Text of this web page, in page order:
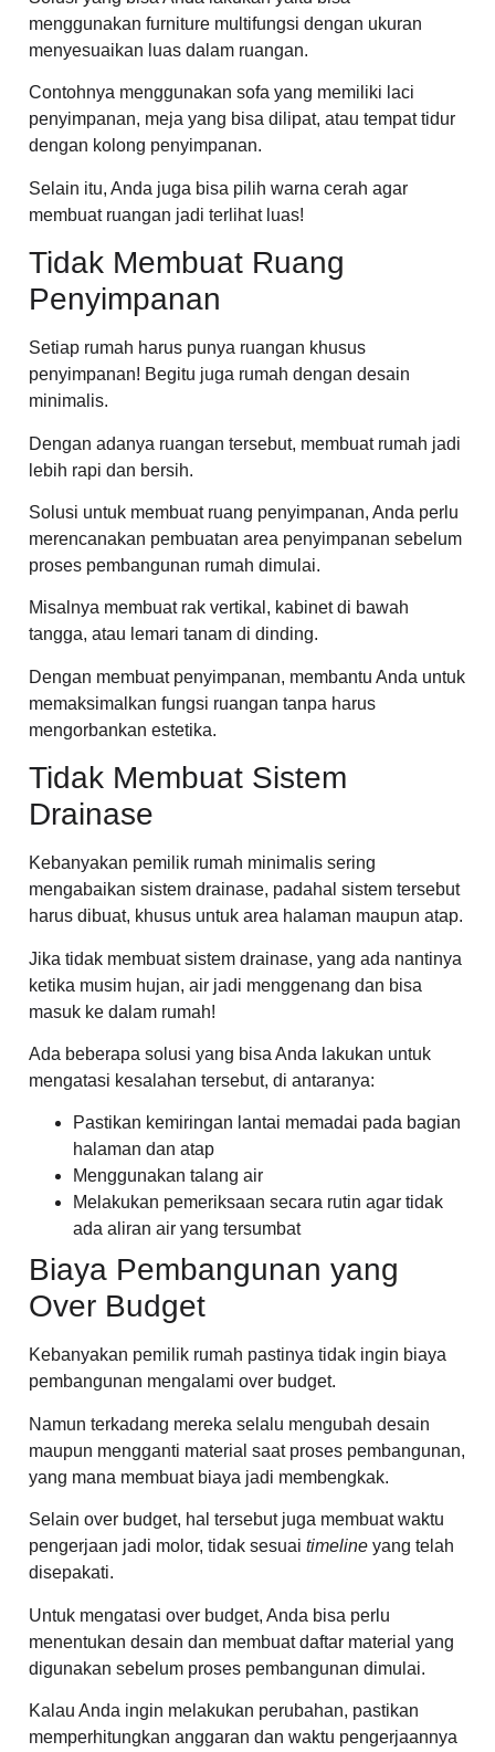
menggunakan furniture multifungsi dengan ukuran
menyesuaikan luas dalam ruangan.
Contohnya menggunakan sofa yang memiliki laci
penyimpanan, meja yang bisa dilipat, atau tempat tidur
dengan kolong penyimpanan.
Selain itu, Anda juga bisa pilih warna cerah agar
membuat ruangan jadi terlihat luas!
Tidak Membuat Ruang
Penyimpanan
Setiap rumah harus punya ruangan khusus
penyimpanan! Begitu juga rumah dengan desain
minimalis.
Dengan adanya ruangan tersebut, membuat rumah jadi
lebih rapi dan bersih.
Solusi untuk membuat ruang penyimpanan, Anda perlu
merencanakan pembuatan area penyimpanan sebelum
proses pembangunan rumah dimulai.
Misalnya membuat rak vertikal, kabinet di bawah
tangga, atau lemari tanam di dinding.
Dengan membuat penyimpanan, membantu Anda untuk
memaksimalkan fungsi ruangan tanpa harus
mengorbankan estetika.
Tidak Membuat Sistem
Drainase
Kebanyakan pemilik rumah minimalis sering
mengabaikan sistem drainase, padahal sistem tersebut
harus dibuat, khusus untuk area halaman maupun atap.
Jika tidak membuat sistem drainase, yang ada nantinya
ketika musim hujan, air jadi menggenang dan bisa
masuk ke dalam rumah!
Ada beberapa solusi yang bisa Anda lakukan untuk
mengatasi kesalahan tersebut, di antaranya:
Pastikan kemiringan lantai memadai pada bagian
halaman dan atap
Menggunakan talang air
Melakukan pemeriksaan secara rutin agar tidak
ada aliran air yang tersumbat
Biaya Pembangunan yang
Over Budget
Kebanyakan pemilik rumah pastinya tidak ingin biaya
pembangunan mengalami over budget.
Namun terkadang mereka selalu mengubah desain
maupun mengganti material saat proses pembangunan,
yang mana membuat biaya jadi membengkak.
Selain over budget, hal tersebut juga membuat waktu
pengerjaan jadi molor, tidak sesuai timeline yang telah
disepakati.
Untuk mengatasi over budget, Anda bisa perlu
menentukan desain dan membuat daftar material yang
digunakan sebelum proses pembangunan dimulai.
Kalau Anda ingin melakukan perubahan, pastikan
memperhitungkan anggaran dan waktu pengerjaannya